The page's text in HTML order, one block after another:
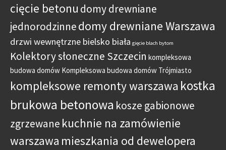
cięcie betonu domy drewniane
jednorodzinnedomy drewniane Warszawa
drzwi wewnętrzne bielsko biała gięcie blach bytom
Kolektory słoneczne Szczecin kompleksowa
budowa domów Kompleksowa budowa domów Trójmiasto
kompleksowe remonty warszawa kostka
brukowa betonowa kosze gabionowe
zgrzewane kuchnie na zamówienie
warszawa mieszkania od dewelopera